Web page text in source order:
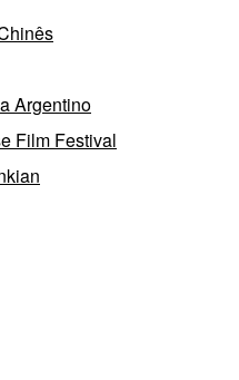
Argentino
Film Festival